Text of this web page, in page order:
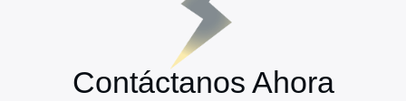
Contáctanos Ahora